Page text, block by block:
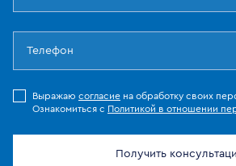
Выражаю согласие на обработку своих
Ознакомиться с Политикой в отношении
Получить